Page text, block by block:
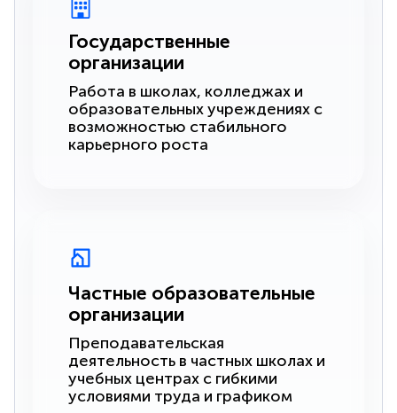
Государственные
организации
Работа в школах, колледжах и
образовательных учреждениях с
возможностью стабильного
карьерного роста
Частные образовательные
организации
Преподавательская
деятельность в частных школах и
учебных центрах с гибкими
условиями труда и графиком